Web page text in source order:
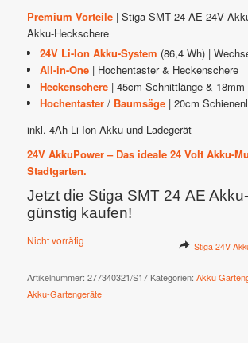
Premium Vorteile| Stiga SMT 24 AE 24V
Akku-Heckschere
24V Li-Ion Akku-System (86,4 Wh) |
All-in-One | Hochentaster & Heckenschere
Heckenschere | 45cm Schnittlänge &
Hochentaster / Baumsäge | 20cm
inkl. 4Ah Li-Ion Akku und Ladegerät
24V AkkuPower – Das ideale 24 Volt Akku-
Stadtgarten.
Jetzt die Stiga SMT 24 AE
günstig kaufen!
Stiga 24V
Nicht vorrätig
Artikelnummer: 277340321/S17 Kategorien: Akku
Akku-Gartengeräte